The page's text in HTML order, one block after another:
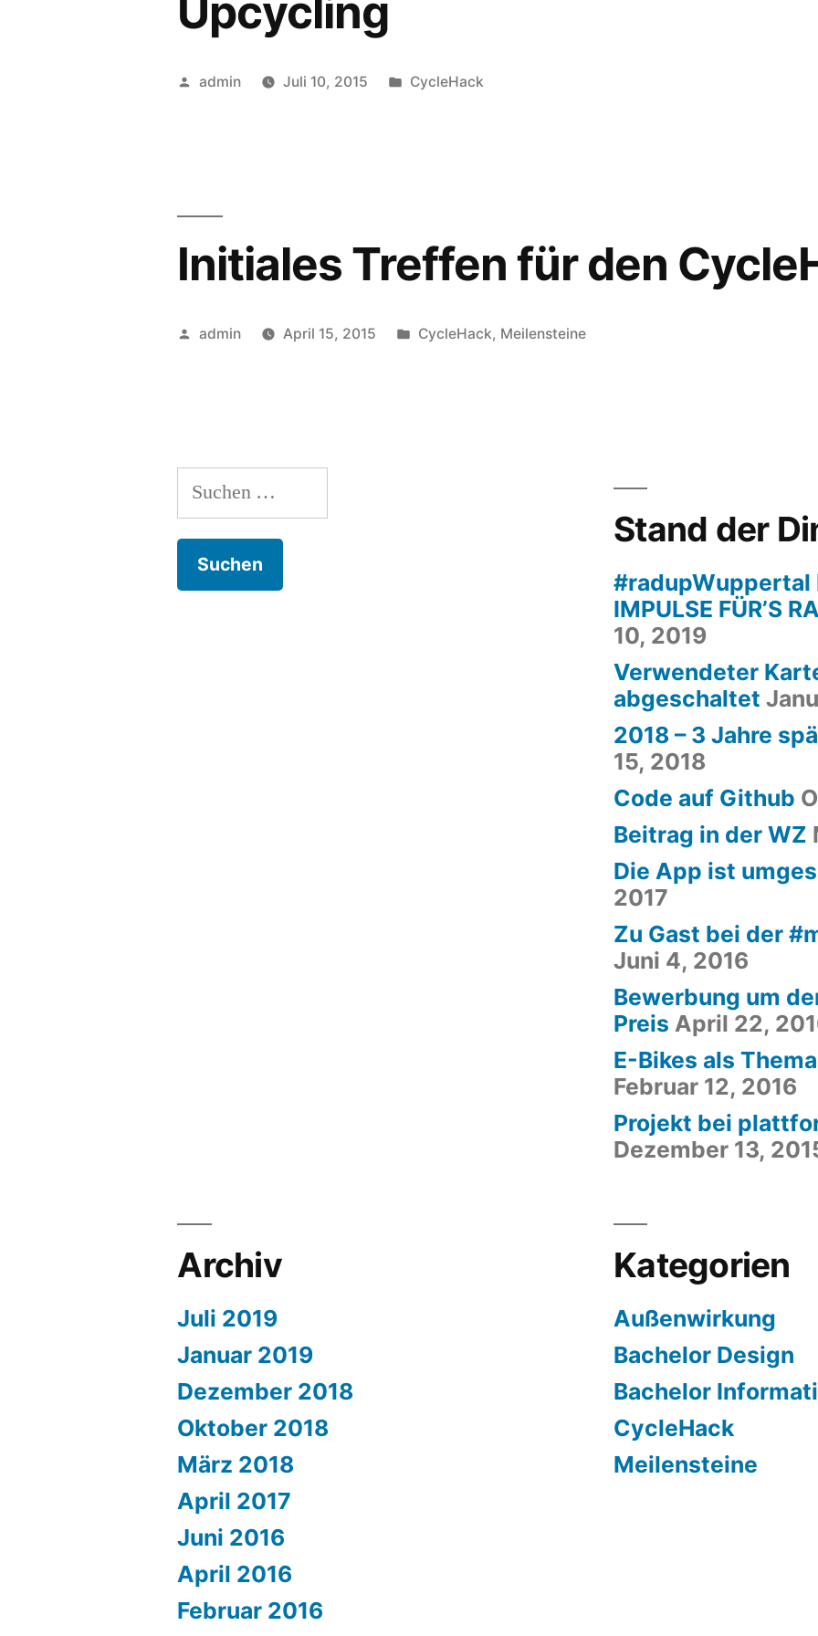
Upcycling
Veröffentlicht
admin Juli 10, 2015
Veröffentlicht
CycleHack
Initiales Treffen für den
Veröffentlicht
admin April 15, 2015
Veröffentlicht
CycleHack, Meilensteine
Suchen
nach:
Stand der
#radupWuppertal
IMPULSE FÜR’S
10, 2019
Verwendeter
abgeschaltet
2018 – 3 Jahre
15, 2018
Code auf Github
Beitrag in der WZ
Die App ist
2017
Zu Gast bei der
Juni 4, 2016
Bewerbung um
Preis April 22,
E-Bikes als
Februar 12, 2016
Projekt bei
Dezember 13,
Archiv
Juli 2019
Januar 2019
Dezember 2018
Oktober 2018
März 2018
April 2017
Juni 2016
April 2016
Februar 2016
Kategorien
Außenwirkung
Bachelor Design
Bachelor
CycleHack
Meilensteine